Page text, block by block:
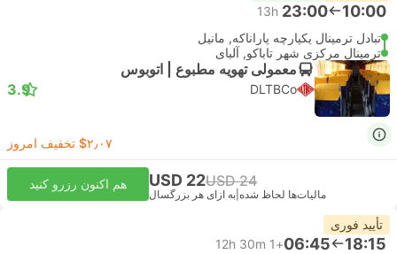
10:00
23:00
13h
تبادل ترمینال یکپارچه پاراناکه, مانیل
ترمینال مرکزی شهر تاباکو, آلبای
معمولی تهویه مطبوع | اتوبوس
DLTBCo
3.9
‎$۲٫۰۷ تخفیف امروز
USD 24
USD 22
مالیات‌ها لحاظ شده به ازای هر بزرگسال
هم اکنون رزرو کنید
تأیید فوری
18:15
06:45
+1
12h 30m